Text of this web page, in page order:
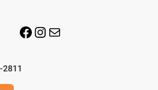
Facebook
Instagram
E-mail
2811